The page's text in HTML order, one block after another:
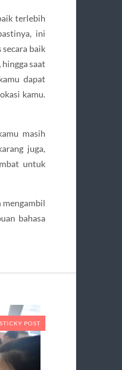
terlebih
ini
baik
saat
dapat
kamu.
masih
juga,
untuk
mengambil
bahasa
STICKY POST